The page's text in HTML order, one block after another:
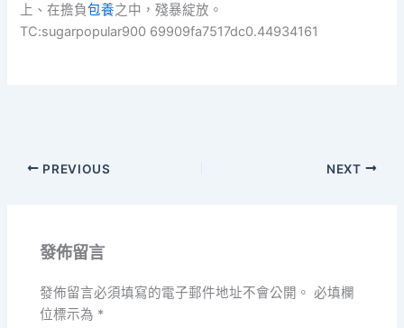
上、在擔負包養之中，殘暴綻放。
TC:sugarpopular900 69909fa7517dc0.44934161
PREVIOUS NEXT
發佈留言
發佈留言必須填寫的電子郵件地址不會公開。 必填欄
位標示為 *